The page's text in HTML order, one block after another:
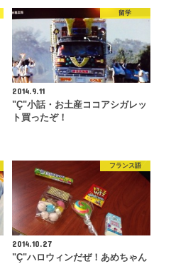
留学
2014.9.11
"Ç"小話・お土産ココアシガレッ
ト買ったぞ！
フランス語
2014.10.27
"Ç"ハロウィンだぜ！あめちゃん